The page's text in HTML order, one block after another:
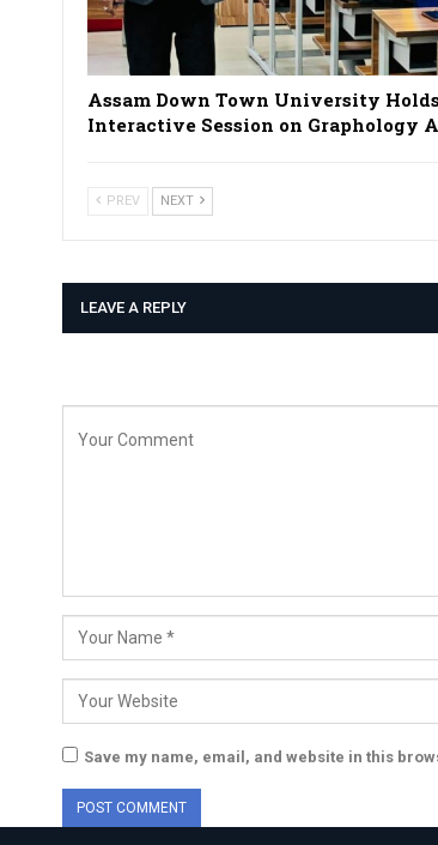
Assam Down Town University
Interactive Session on Graphology
PREV NEXT
LEAVE A REPLY
Save my name, email, and website in this